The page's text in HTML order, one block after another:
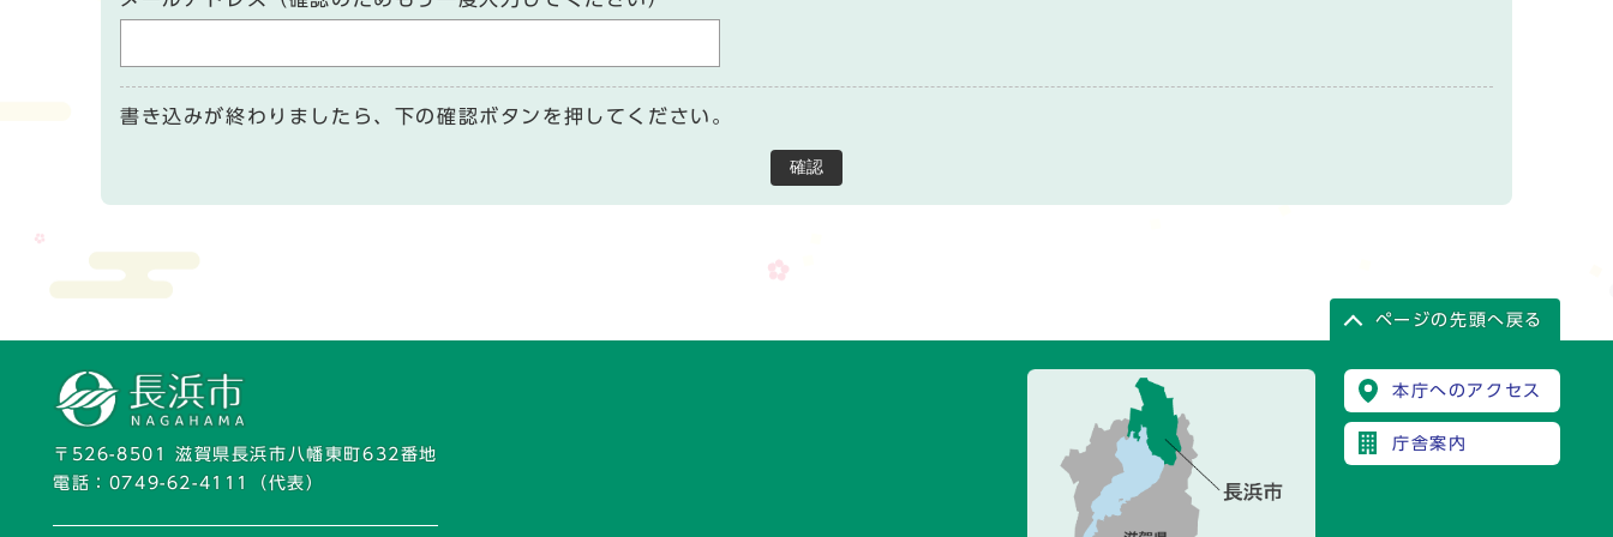
書き込みが終わりましたら、下の確認ボタンを押してください。
確認
ページの先頭へ戻る
〒526-8501 滋賀県長浜市八幡東町632番地
電話： 0749-62-4111 （代表）
本庁へのアクセス
庁舎案内